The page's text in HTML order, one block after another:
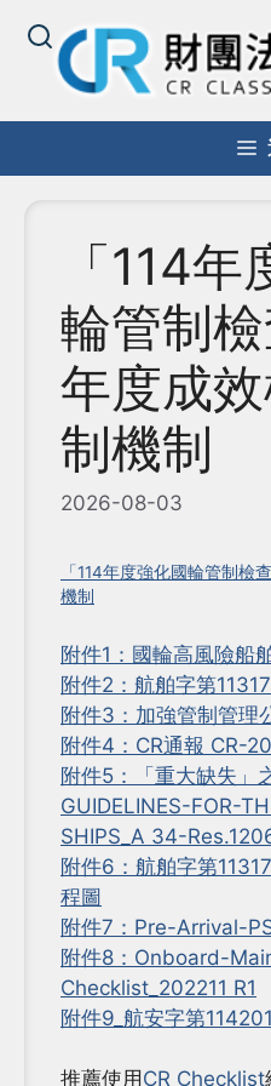
容
「114
輪管制檢
年度成
制機制
2026-08-03
「114年度強化國輪管制檢
機制
附件1：國輪高風險船
附件2：航舶字第
附件3：加強管制管
附件4：CR通報 CR-
附件5：「重大缺失」
GUIDELINES-FOR-
SHIPS_A 34-
附件6：航舶字第
程圖
附件7：Pre-Arrival-
附件8：Onboard-
Checklist_202211 R1
附件9_航安字第
推薦使用 CR Checklist